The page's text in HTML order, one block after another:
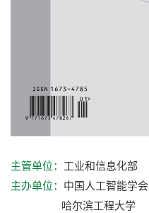
主管单位： 工业和信息化部
主办单位： 中国人工智能学会
哈尔滨工程大学